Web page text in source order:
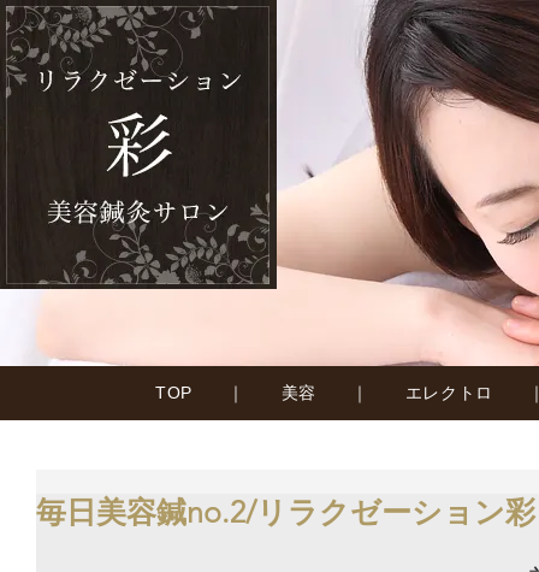
TOP ｜ 美容 ｜ エレクトロ
毎日美容鍼no.2/リラクゼーション彩